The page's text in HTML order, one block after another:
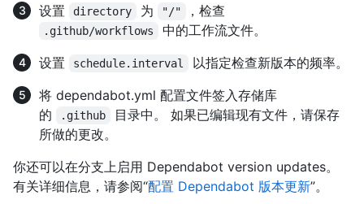
设置
directory 为 "/" ，检查
.github/workflows
中的工作流文件。
设置
schedule.interval
以指定检查新版本的频率。
将 dependabot.yml 配置文件签入存储库
的
.github
目录中。 如果已编辑现有文件，请保存
所做的更改。
你还可以在分支上启用 Dependabot version updates。
有关详细信息，请参阅“配置 Dependabot 版本更新”。